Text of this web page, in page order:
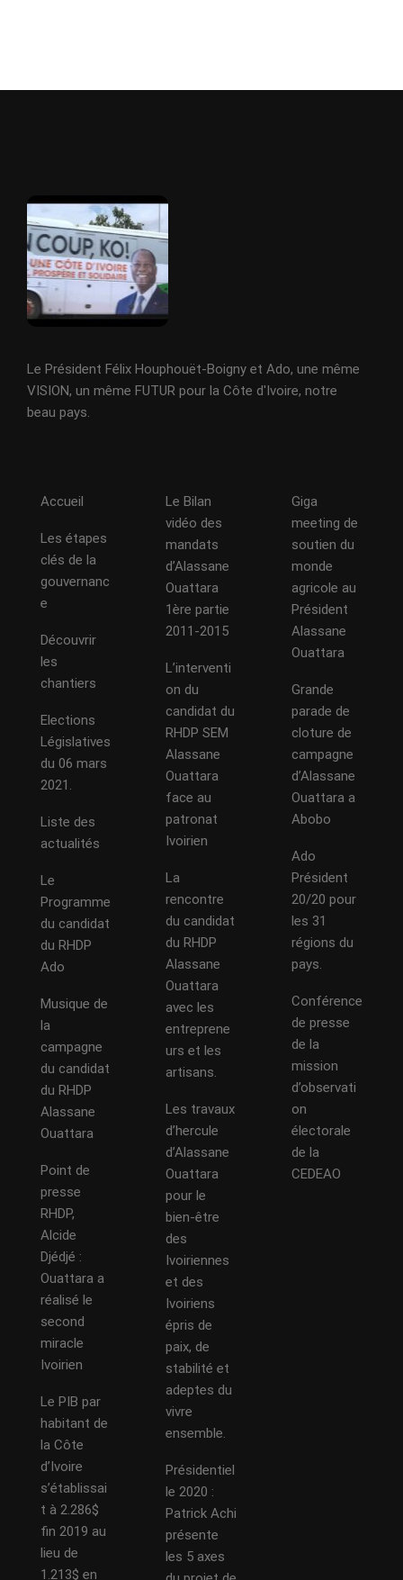
Le Président Félix Houphouët-Boigny et Ado, une même
VISION, un même FUTUR pour la Côte d'Ivoire, notre
beau pays.
Accueil
Les étapes
clés de la
gouvernanc
e
Découvrir
les
chantiers
Elections
Législatives
du 06 mars
2021.
Liste des
actualités
Le
Programme
du candidat
du RHDP
Ado
Musique de
la
campagne
du candidat
du RHDP
Alassane
Ouattara
Point de
presse
RHDP,
Alcide
Djédjé :
Ouattara a
réalisé le
second
miracle
Ivoirien
Le PIB par
habitant de
la Côte
d’Ivoire
s’établissai
t à 2.286$
fin 2019 au
lieu de
1.213$ en
Le Bilan
vidéo des
mandats
d’Alassane
Ouattara
1ère partie
2011-2015
L’interventi
on du
candidat du
RHDP SEM
Alassane
Ouattara
face au
patronat
Ivoirien
La
rencontre
du candidat
du RHDP
Alassane
Ouattara
avec les
entreprene
urs et les
artisans.
Les travaux
d’hercule
d’Alassane
Ouattara
pour le
bien-être
des
Ivoiriennes
et des
Ivoiriens
épris de
paix, de
stabilité et
adeptes du
vivre
ensemble.
Présidentiel
le 2020 :
Patrick Achi
présente
les 5 axes
Giga
meeting de
soutien du
monde
agricole au
Président
Alassane
Ouattara
Grande
parade de
cloture de
campagne
d’Alassane
Ouattara a
Abobo
Ado
Président
20/20 pour
les 31
régions du
pays.
Conférence
de presse
de la
mission
d’observati
on
électorale
de la
CEDEAO